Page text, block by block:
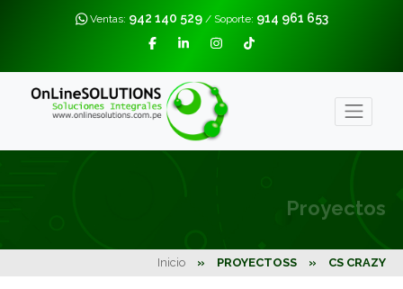
Ventas: 942 140 529/ Soporte: 914 961 653
Proyectos
Inicio » PROYECTOSS » CS CRAZY